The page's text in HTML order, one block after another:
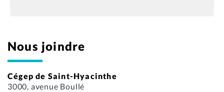
Nous joindre
Cégep de Saint-Hyacinthe
3000, avenue Boullé